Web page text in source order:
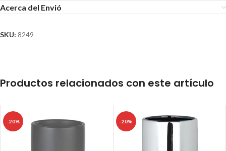
Acerca del Envió
SKU: 8249
Productos relacionados con este artículo
-20% -20%